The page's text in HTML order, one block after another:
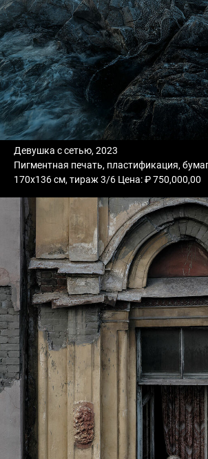
Девушка с сетью, 2023
Пигментная печать, пластификация,
170х136 см, тираж 3/6 Цена: ₽ 750,000,00